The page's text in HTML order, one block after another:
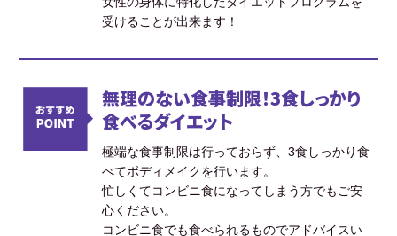
受けることが出来ます！
無理のない食事制限！3食しっかり
食べるダイエット
極端な食事制限は行っておらず、3食しっかり食
べてボディメイクを行います。
忙しくてコンビニ食になってしまう方でもご安
心ください。
コンビニ食でも食べられるものでアドバイスい